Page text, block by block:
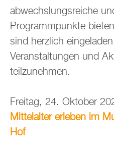
abwechslungsreiche
Programmpunkte
sind herzlich
Veranstaltungen und
teilzunehmen.
Freitag, 24. Oktober
Mittelalter erleben im
Hof